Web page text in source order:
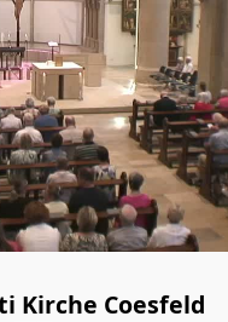
Kirche Coesfeld